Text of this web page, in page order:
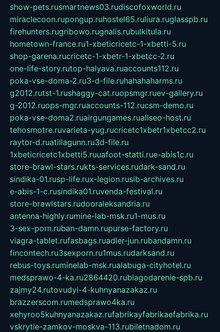
show-pets.rusmartnews03.rudiscofoxworld.ru
miraclecoon.rupongup.ruhostel65.ruliura.ruglasspb.ru
firehunters.rugribowo.rugnalis.rubulkitula.ru
hometown-france.ru1-xbeticricetc-1-xbetti-5.ru
shop-garena.rucricetc-1-xbetr-1-xbetcc-2.ru
one-life-story.rutop-halyava.ruaccounts112.ru
poka-vse-doma-2.ru3-d-file.ruhahahaharms.ru
g2012.rutst-1.rushaggy-cat.ruopsmgr.ruev-gallery.ru
g-2012.ruops-mgr.ruaccounts-112.rucsm-demo.ru
poka-vse-doma2.ruairgungames.ruallseo-host.ru
tehosmotre.ruvarieta-yug.rucricetc1xbetr1xbetcc2.ru
raytor-d.ruatillagunn.ru3d-file.ru
1xbeticricetc1xbetti5.ruuafoot-statti.rue-abis1c.ru
store-brawl-stars.rukts-services.rudark-sand.ru
sindika-01.rusp-life.rux-legion.rusib-archives.ru
e-abis-1-c.rusindika01.ruvenda-festival.ru
store-brawlstars.rudooraleksandria.ru
antenna-highly.rumine-lab-msk.ru1-mus.ru
3-sex-porn.ruban-damn.rupurse-factory.ru
viagra-tablet.rufasbags.ruadler-jun.rubandamn.ru
fincontech.ru3sexporn.ru1mus.rudarksand.ru
rebus-toys.ruminelab-msk.rualabuga-cityhotel.ru
medsprawo-4-ka.ru2864420.rublagodarenie-spb.ru
zajmy24.rutovudyi-4-kuhnyanazakaz.ru
brazzerscom.rumedsprawo4ka.ru
xehyroo5kuhnyanazakaz.rufabrikayfabrikaefabrika.ru
vskrytie-zamkov-moskva-113.rubiletnadom.ru